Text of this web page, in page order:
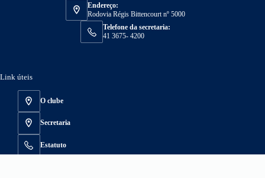
Endereço:
Rodovia Régis Bittencourt nº 5000
Telefone da secretaria:
41 3675- 4200
Link úteis
O clube
Secretaria
Estatuto